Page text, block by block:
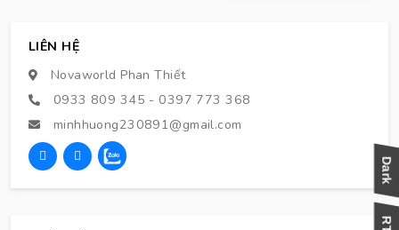
LIÊN HỆ
Novaworld Phan Thiết
0933 809 345 - 0397 773 368
minhhuong230891@gmail.com